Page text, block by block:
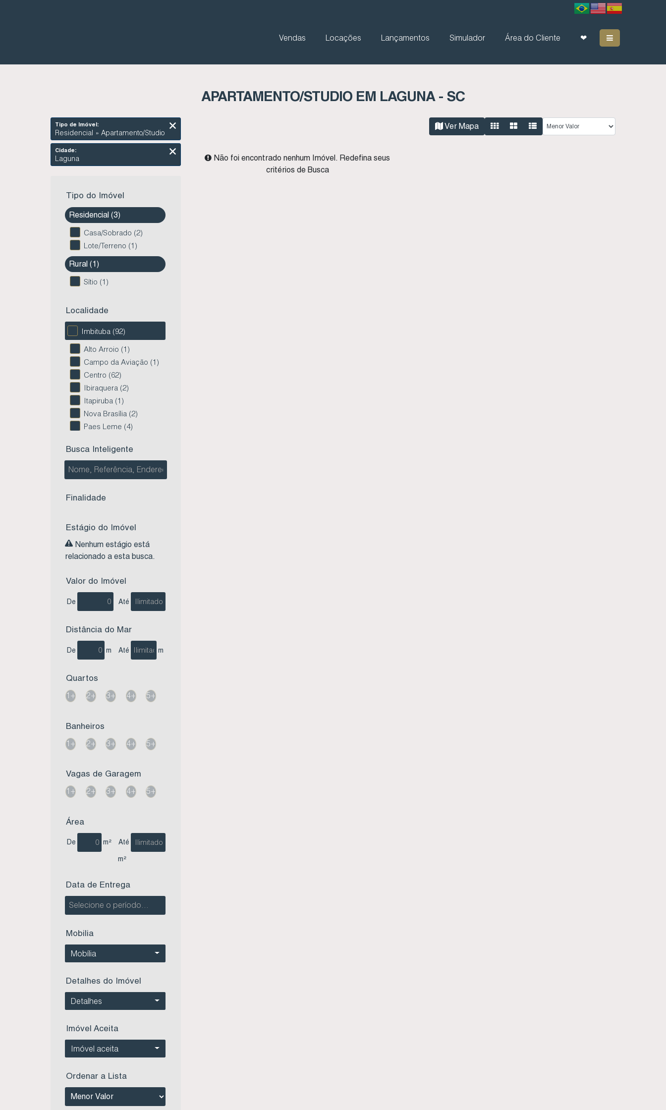
❤
Área do Cliente
Simulador
Lançamentos
Locações
Vendas
APARTAMENTO/STUDIO EM LAGUNA - SC
Tipo de Imóvel:
Residencial » Apartamento/Studio
Cidade:
Laguna
Tipo do Imóvel
Residencial (3)
Casa/Sobrado (2)
Lote/Terreno (1)
Rural (1)
Sítio (1)
Localidade
Imbituba (92)
Alto Arroio (1)
Campo da Aviação (1)
Centro (62)
Ibiraquera (2)
Itapiruba (1)
Nova Brasília (2)
Paes Leme (4)
Village (9)
Garopaba (17)
Campo D'una (4)
Gamboa (1)
Jardim Panorâmico (4)
Limpa (4)
Busca Inteligente
Finalidade
Estágio do Imóvel
Nenhum estágio está
relacionado a esta busca.
Valor do Imóvel
De Até
Distância do Mar
De m Até m
Quartos
1+
2+ 3+ 4+ 5+
Banheiros
1+
2+ 3+ 4+ 5+
Vagas de Garagem
1+
2+ 3+ 4+ 5+
Área
De m² Até
m²
Data de Entrega
Mobilia
Mobília
Detalhes do Imóvel
Detalhes
Imóvel Aceita
Imóvel aceita
Ordenar a Lista
Ver Mapa
Não foi encontrado nenhum Imóvel. Redefina seus
critérios de Busca